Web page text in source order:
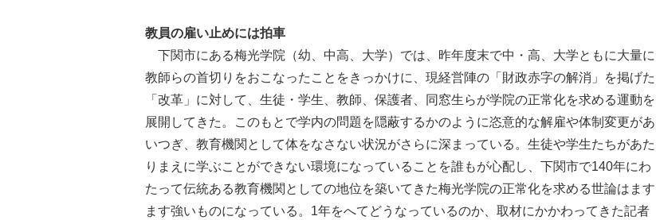
教員の雇い止めには拍車
下関市にある梅光学院（幼、中高、大学）では、昨年度末で中・高、大学ともに大量に
教師らの首切りをおこなったことをきっかけに、現経営陣の「財政赤字の解消」を掲げた
「改革」に対して、生徒・学生、教師、保護者、同窓生らが学院の正常化を求める運動を
展開してきた。このもとで学内の問題を隠蔽するかのように恣意的な解雇や体制変更があ
いつぎ、教育機関として体をなさない状況がさらに深まっている。生徒や学生たちがあた
りまえに学ぶことができない環境になっていることを誰もが心配し、下関市で140年にわ
たって伝統ある教育機関としての地位を築いてきた梅光学院の正常化を求める世論はます
ます強いものになっている。1年をへてどうなっているのか、取材にかかわってきた記者